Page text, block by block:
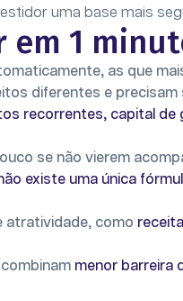
uma base mais
em 1
as que
diferentes e precisam
recorrentes, capital de
se não vierem
existe uma única
atratividade, como
menor barreira